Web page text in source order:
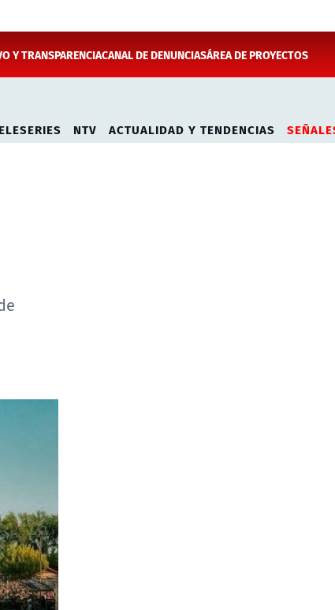
Y TRANSPARENCIACANAL DE DENUNCIASÁREA DE PROYECTOS
NTV ACTUALIDAD Y TENDENCIAS